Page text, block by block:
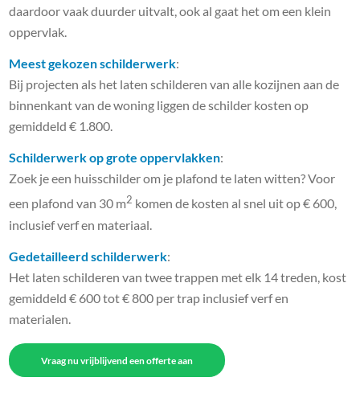
daardoor vaak duurder uitvalt, ook al gaat het om een klein
oppervlak.
Meest gekozen schilderwerk:
Bij projecten als het laten schilderen van alle kozijnen aan de
binnenkant van de woning liggen de schilder kosten op
gemiddeld € 1.800.
Schilderwerk op grote oppervlakken:
Zoek je een huisschilder om je plafond te laten witten? Voor
een plafond van 30 m2 komen de kosten al snel uit op € 600,
inclusief verf en materiaal.
Gedetailleerd schilderwerk:
Het laten schilderen van twee trappen met elk 14 treden, kost
gemiddeld € 600 tot € 800 per trap inclusief verf en
materialen.
Vraag nu vrijblijvend een offerte aan